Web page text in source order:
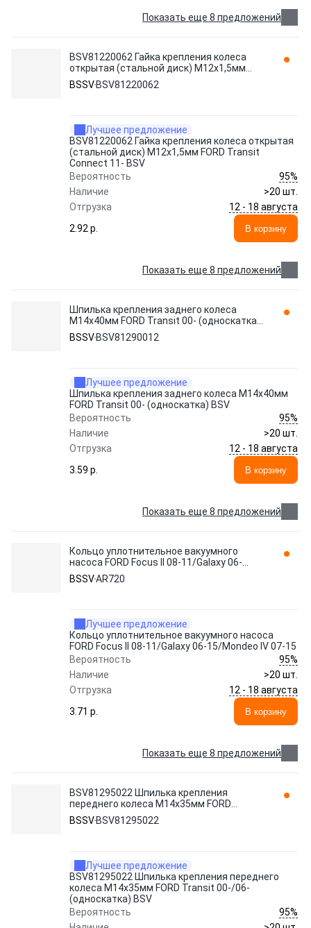
Показать еще 8 предложений
BSV81220062 Гайка крепления колеса
открытая (стальной диск) М12х1,5мм
FORD Transit Connect 11- BSV BSSV
BSSV BSV81220062
Лучшее предложение
BSV81220062 Гайка крепления колеса открытая
(стальной диск) М12х1,5мм FORD Transit
Connect 11- BSV
Вероятность
95%
Наличие
>20 шт.
Отгрузка
12 - 18 августа
2.92 p.
В корзину
Показать еще 8 предложений
Шпилька крепления заднего колеса
M14x40мм FORD Transit 00- (односкатка)
BSV BSV81290012 BSSV
BSSV BSV81290012
Лучшее предложение
Шпилька крепления заднего колеса M14x40мм
FORD Transit 00- (односкатка) BSV
Вероятность
95%
Наличие
>20 шт.
Отгрузка
12 - 18 августа
3.59 p.
В корзину
Показать еще 8 предложений
Кольцо уплотнительное вакуумного
насоса FORD Focus II 08-11/Galaxy 06-
15/Mondeo IV 07-15 AR720 BSSV
BSSVAR720
Лучшее предложение
Кольцо уплотнительное вакуумного насоса
FORD Focus II 08-11/Galaxy 06-15/Mondeo IV 07-15
Вероятность
95%
Наличие
>20 шт.
Отгрузка
12 - 18 августа
3.71 p.
В корзину
Показать еще 8 предложений
BSV81295022 Шпилька крепления
переднего колеса M14x35мм FORD
Transit 00-/06- (односкатка) BSV BSSV
BSSV BSV81295022
Лучшее предложение
BSV81295022 Шпилька крепления переднего
колеса M14x35мм FORD Transit 00-/06-
(односкатка) BSV
Вероятность
95%